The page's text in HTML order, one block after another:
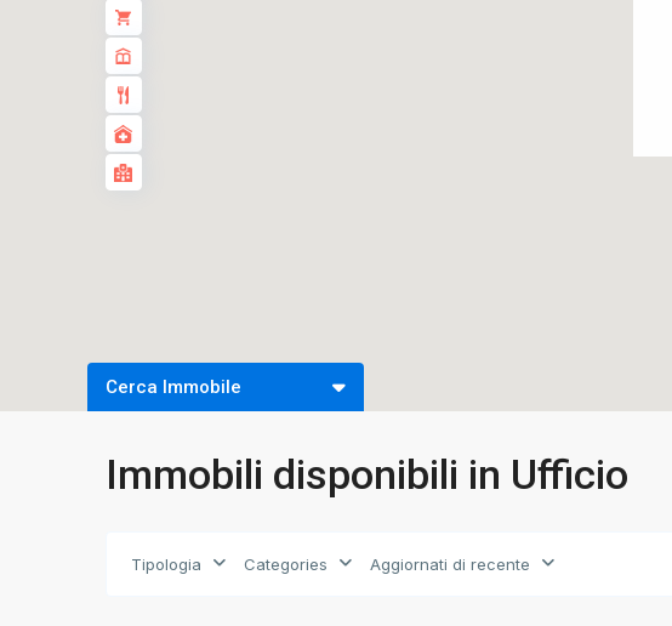
Cerca Immobile
Immobili disponibili in Ufficio
Tipologia Categories Aggiornati di recente